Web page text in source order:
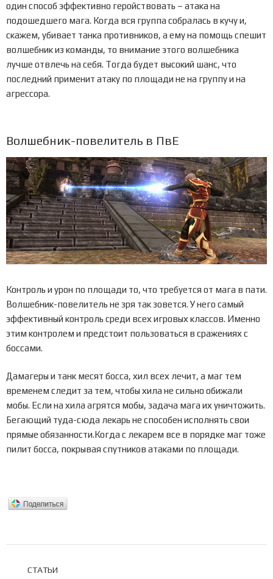
один способ эффективно геройствовать – атака на
подошедшего мага. Когда вся группа собралась в кучу и,
скажем, убивает танка противников, а ему на помощь спешит
волшебник из команды, то внимание этого волшебника
лучше отвлечь на себя. Тогда будет высокий шанс, что
последний применит атаку по площади не на группу и на
агрессора.
Волшебник-повелитель в ПвЕ
Контроль и урон по площади то, что требуется от мага в пати.
Волшебник-повелитель не зря так зовется. У него самый
эффективный контроль среди всех игровых классов. Именно
этим контролем и предстоит пользоваться в сражениях с
боссами.
Дамагеры и танк месят босса, хил всех лечит, а маг тем
временем следит за тем, чтобы хила не сильно обижали
мобы. Если на хила агрятся мобы, задача мага их уничтожить.
Бегающий туда-сюда лекарь не способен исполнять свои
прямые обязанности.Когда с лекарем все в порядке маг тоже
пилит босса, покрывая спутников атаками по площади.
РУБРИКИ
СТАТЬИ